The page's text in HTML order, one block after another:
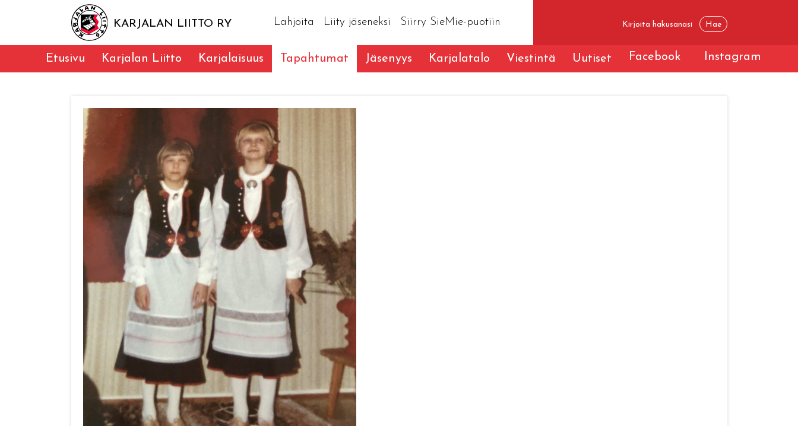
KARJALAN LIITTO RY Lahjoita Liity jäseneksi Siirry SieMie-puotiin
Etusivu Karjalan Liitto Karjalaisuus Tapahtumat Jäsenyys Karjalatalo Viestintä Uutiset Facebook Instagram